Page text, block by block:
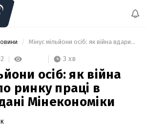
Мінус мільйони осіб: як війна вдарила по ринку праці в Україні – дані Мінекономіки
3 хв
осіб: як війна
ринку праці в
Мінекономіки